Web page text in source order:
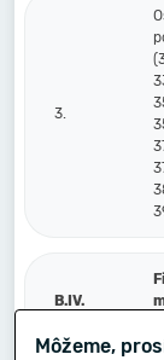
3.
B.IV.
Môžeme,